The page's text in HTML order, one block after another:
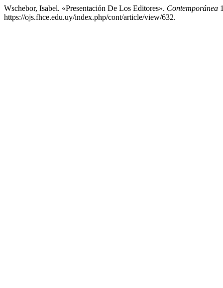
Wschebor, Isabel. «Presentación De Los Editores». Contemporánea
https://ojs.fhce.edu.uy/index.php/cont/article/view/632.